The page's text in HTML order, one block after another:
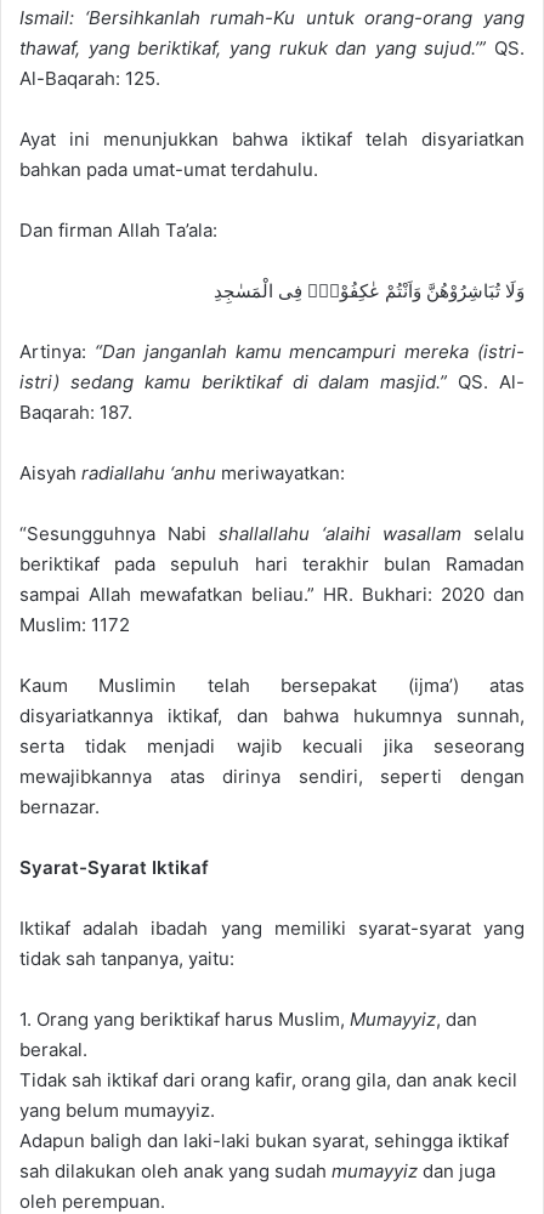
Ismail: ‘Bersihkanlah rumah-Ku untuk orang-orang yang
thawaf, yang beriktikaf, yang rukuk dan yang sujud.’” QS.
Al-Baqarah: 125.
Ayat ini menunjukkan bahwa iktikaf telah disyariatkan
bahkan pada umat-umat terdahulu.
Dan firman Allah Ta’ala:
وَلَا تُبَاشِرُوْهُنَّ وَاَنْتُمْ عٰكِفُوْنَۙ فِى الْمَسٰجِدِ
Artinya: “Dan janganlah kamu mencampuri mereka (istri-
istri) sedang kamu beriktikaf di dalam masjid.” QS. Al-
Baqarah: 187.
Aisyah radiallahu ‘anhu meriwayatkan:
“Sesungguhnya Nabi shallallahu ‘alaihi wasallam selalu
beriktikaf pada sepuluh hari terakhir bulan Ramadan
sampai Allah mewafatkan beliau.” HR. Bukhari: 2020 dan
Muslim: 1172
Kaum Muslimin telah bersepakat (ijma’) atas
disyariatkannya iktikaf, dan bahwa hukumnya sunnah,
serta tidak menjadi wajib kecuali jika seseorang
mewajibkannya atas dirinya sendiri, seperti dengan
bernazar.
Syarat-Syarat Iktikaf
Iktikaf adalah ibadah yang memiliki syarat-syarat yang
tidak sah tanpanya, yaitu:
1. Orang yang beriktikaf harus Muslim, Mumayyiz, dan
berakal.
Tidak sah iktikaf dari orang kafir, orang gila, dan anak kecil
yang belum mumayyiz.
Adapun baligh dan laki-laki bukan syarat, sehingga iktikaf
sah dilakukan oleh anak yang sudah mumayyiz dan juga
oleh perempuan.